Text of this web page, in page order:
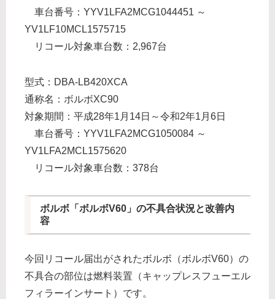
車台番号：YYV1LFA2MCG1044451 ～
YV1LF10MCL1575715
リコール対象車台数：2,967台
型式：DBA-LB420XCA
通称名：ボルボXC90
対象期間：平成28年1月14日～令和2年1月6日
車台番号：YYV1LFA2MCG1050084 ～
YV1LFA2MCL1575620
リコール対象車台数：378台
ボルボ「ボルボV60」の不具合状況と改善内
容
今回リコール届出がされたボルボ（ボルボV60）の
不具合の部位は燃料装置（キャップレスフューエル
フィラーインサート）です。